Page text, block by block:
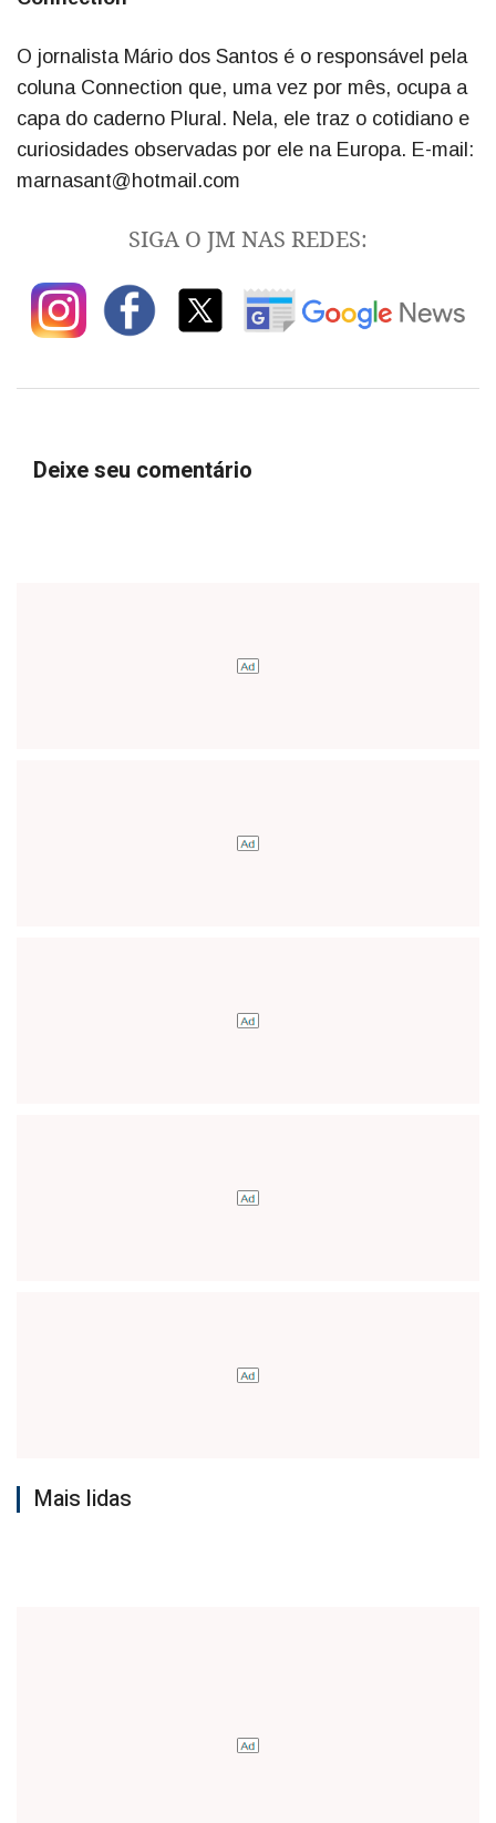
O jornalista Mário dos Santos é o responsável pela
coluna Connection que, uma vez por mês, ocupa a
capa do caderno Plural. Nela, ele traz o cotidiano e
curiosidades observadas por ele na Europa. E-mail:
marnasant@hotmail.com
SIGA O JM NAS REDES:
Deixe seu comentário
Mais lidas